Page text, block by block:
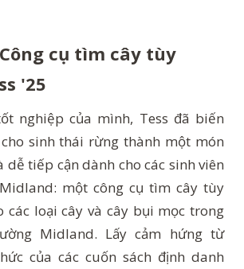
cụ tìm cây tùy
'25
nghiệp của mình, Tess đã biến
sinh thái rừng thành một món
dễ tiếp cận dành cho các sinh viên
một công cụ tìm cây tùy
các loại cây và cây bụi mọc trong
Midland. Lấy cảm hứng từ
của các cuốn sách định danh